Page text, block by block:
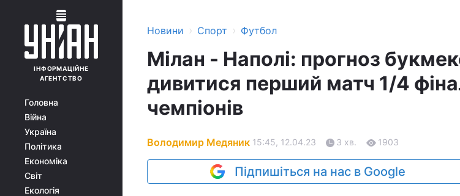
ІНФОРМАЦІЙНЕ
АГЕНТСТВО
Головна
Війна
Україна
Політика
Економіка
Світ
Екологія
Новини › Спорт › Футбол
Мілан - Наполі: прогноз
дивитися перший матч 1/4
чемпіонів
Володимир Медяник 15:45, 12.04.23 3 хв. 1903
Підпишіться на нас в Google